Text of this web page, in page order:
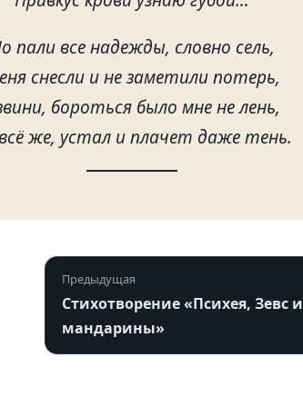
пали все надежды, словно сель,
снесли и не заметили потерь,
бороться было мне не лень,
же, устал и плачет даже тень.
Предыдущая
Стихотворение «Психея, Зевс и
мандарины»